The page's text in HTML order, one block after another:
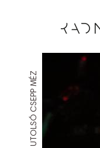
ÉDES AZ UTOLSÓ CSEPP MÉZ